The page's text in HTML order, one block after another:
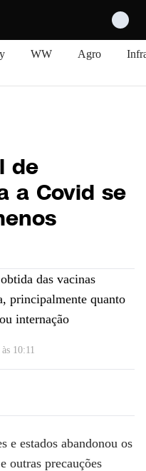
WW Agro
de
a Covid se
das vacinas
principalmente quanto
internação
10:11
e estados abandonou os
outras precauções